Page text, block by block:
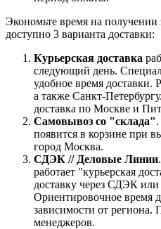
Экономьте время на получении
доступно 3 варианта доставки:
Курьерская доставка
следующий день.
удобное время доставки.
а также Санкт-
доставка по Москве и
Самовывоз со "склада"
появится в корзине при
город Москва.
СДЭК // Деловые Линии
работает "курьерская
доставку через СДЭК
Ориентировочное время
зависимости от региона.
менеджеров.